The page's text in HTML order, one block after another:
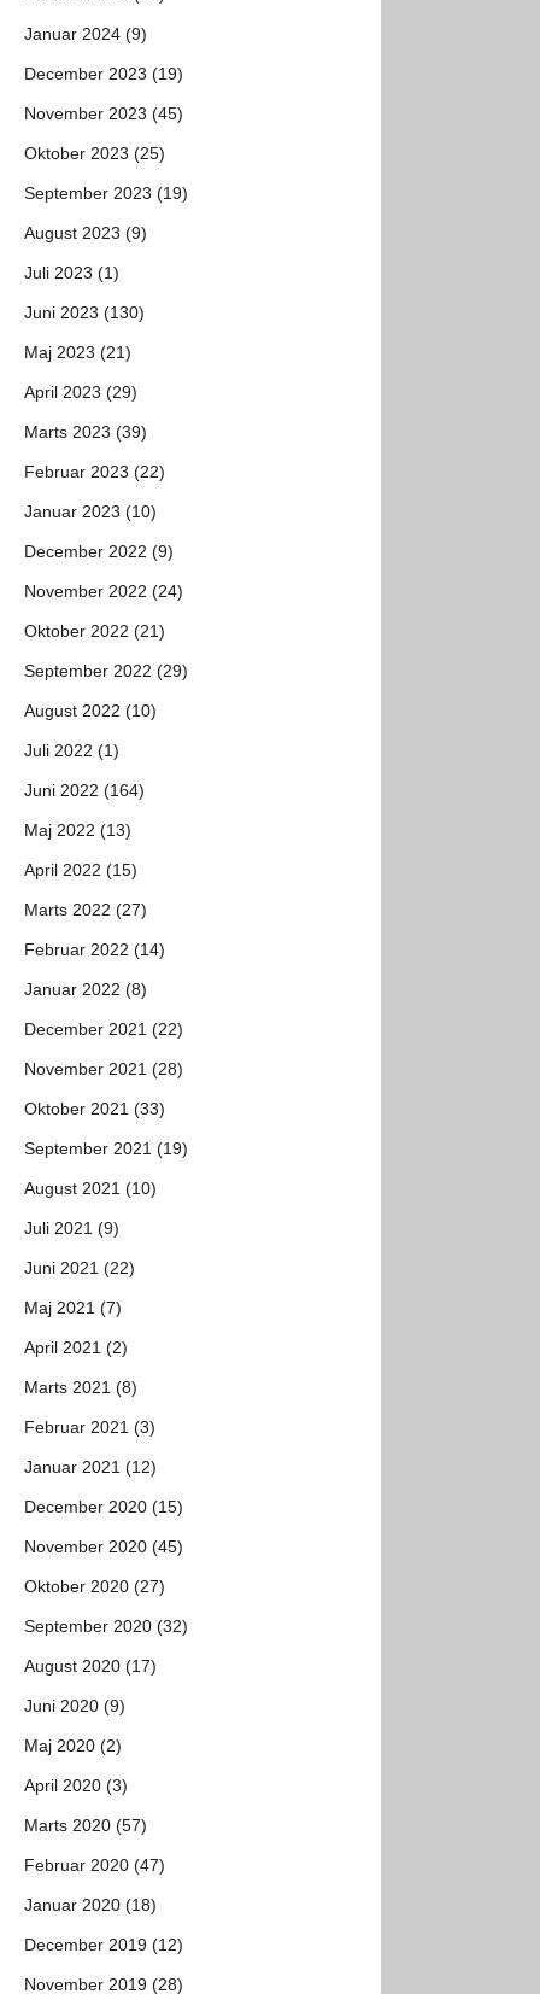
Januar 2024 (9)
December 2023 (19)
November 2023 (45)
Oktober 2023 (25)
September 2023 (19)
August 2023 (9)
Juli 2023 (1)
Juni 2023 (130)
Maj 2023 (21)
April 2023 (29)
Marts 2023 (39)
Februar 2023 (22)
Januar 2023 (10)
December 2022 (9)
November 2022 (24)
Oktober 2022 (21)
September 2022 (29)
August 2022 (10)
Juli 2022 (1)
Juni 2022 (164)
Maj 2022 (13)
April 2022 (15)
Marts 2022 (27)
Februar 2022 (14)
Januar 2022 (8)
December 2021 (22)
November 2021 (28)
Oktober 2021 (33)
September 2021 (19)
August 2021 (10)
Juli 2021 (9)
Juni 2021 (22)
Maj 2021 (7)
April 2021 (2)
Marts 2021 (8)
Februar 2021 (3)
Januar 2021 (12)
December 2020 (15)
November 2020 (45)
Oktober 2020 (27)
September 2020 (32)
August 2020 (17)
Juni 2020 (9)
Maj 2020 (2)
April 2020 (3)
Marts 2020 (57)
Februar 2020 (47)
Januar 2020 (18)
December 2019 (12)
November 2019 (28)